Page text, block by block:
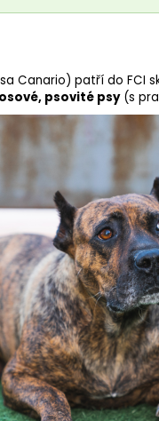
Canario) patří do FCI
psovité psy(s